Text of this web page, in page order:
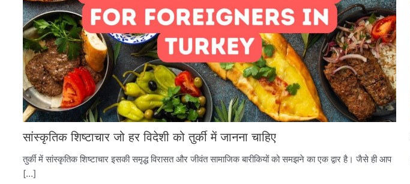
सांस्कृतिक शिष्टाचार जो हर विदेशी को तुर्की में जानना चाहिए
तुर्की में सांस्कृतिक शिष्टाचार इसकी समृद्ध विरासत और जीवंत सामाजिक बारीकियों को समझने का एक द्वार है। जैसे ही आप
[…]